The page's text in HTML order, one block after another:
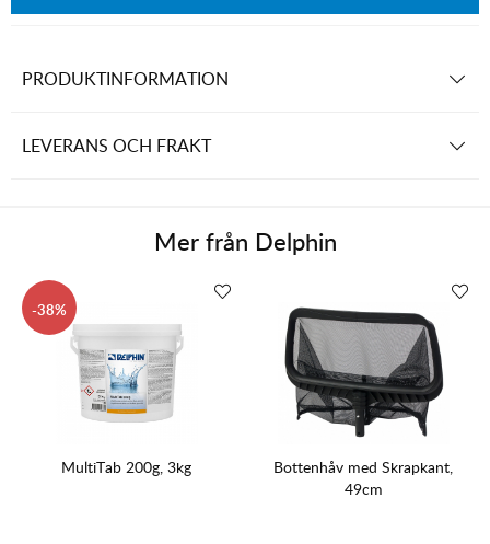
PRODUKTINFORMATION
LEVERANS OCH FRAKT
Mer från Delphin
38
MultiTab 200g, 3kg
Bottenhåv med Skrapkant,
49cm